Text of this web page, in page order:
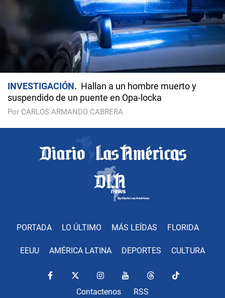
INVESTIGACIÓN
Hallan a un hombre muerto y
suspendido de un puente en Opa-locka
Por CARLOS ARMANDO CABRERA
PORTADA LO ÚLTIMO MÁS LEÍDAS FLORIDA
EEUU AMÉRICA LATINA DEPORTES CULTURA
Contactenos RSS